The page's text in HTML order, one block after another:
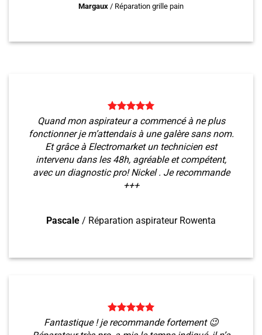
Margaux / Réparation grille pain
Quand mon aspirateur a commencé à ne plus
fonctionner je m’attendais à une galère sans nom.
Et grâce à Electromarket un technicien est
intervenu dans les 48h, agréable et compétent,
avec un diagnostic pro! Nickel . Je recommande
+++
Pascale / Réparation aspirateur Rowenta
Fantastique ! je recommande fortement 😉